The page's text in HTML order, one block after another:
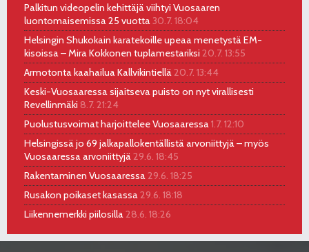
Palkitun videopelin kehittäjä viihtyi Vuosaaren
luontomaisemissa 25 vuotta30.7. 18:04
Helsingin Shukokain karatekoille upeaa menetystä EM-
kisoissa – Mira Kokkonen tuplamestariksi 20.7. 13:55
Armotonta kaahailua Kallvikintiellä20.7. 13:44
Keski-Vuosaaressa sijaitseva puisto on nyt virallisesti
Revellinmäki 8.7. 21:24
Puolustusvoimat harjoittelee Vuosaaressa1.7. 12:10
Helsingissä jo 69 jalkapallokentällistä arvoniittyjä – myös
Vuosaaressa arvoniittyjä29.6. 18:45
Rakentaminen Vuosaaressa29.6. 18:25
Rusakon poikaset kasassa29.6. 18:18
Liikennemerkki piilosilla28.6. 18:26